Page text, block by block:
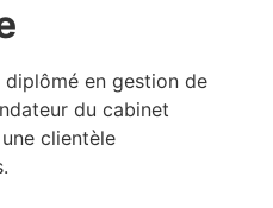
en gestion de
du cabinet
clientèle